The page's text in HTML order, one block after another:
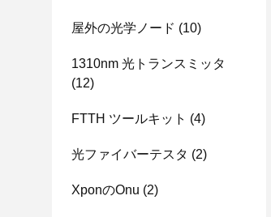
屋外の光学ノード (10)
1310nm 光トランスミッタ
(12)
FTTH ツールキット (4)
光ファイバーテスタ (2)
Xponのonu (2)